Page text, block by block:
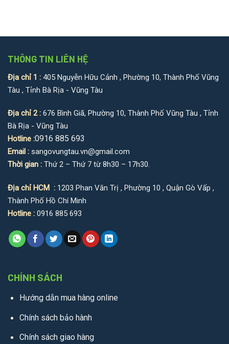
THÔNG TIN LIÊN HỆ
Địa chỉ 1 : 405 Nguyễn Hữu Cảnh , Phường 10, Thành Phố Vũng
Tàu , Tỉnh Bà Rịa - Vũng Tàu
Địa chỉ 2 : 676 Bình Giã, Phường 10, Thành Phố Vũng Tàu , Tỉnh
Bà Rịa - Vũng Tàu
Hotline :0916 885 693
Email : sangovungtau.vn@gmail.com
Thời gian : Thứ 2 – Thứ 7 từ 8h30 – 17h30.
Địa chỉ HCM : 1203 Phan Văn Trị , Phường 10 , Quận Gò Vấp ,
Thành Phố Hồ Chí Minh
Hotline : 0916 885 693
CHÍNH SÁCH
Hướng dẫn mua hàng online
Chính sách bảo hành
Chính sách giao hàng